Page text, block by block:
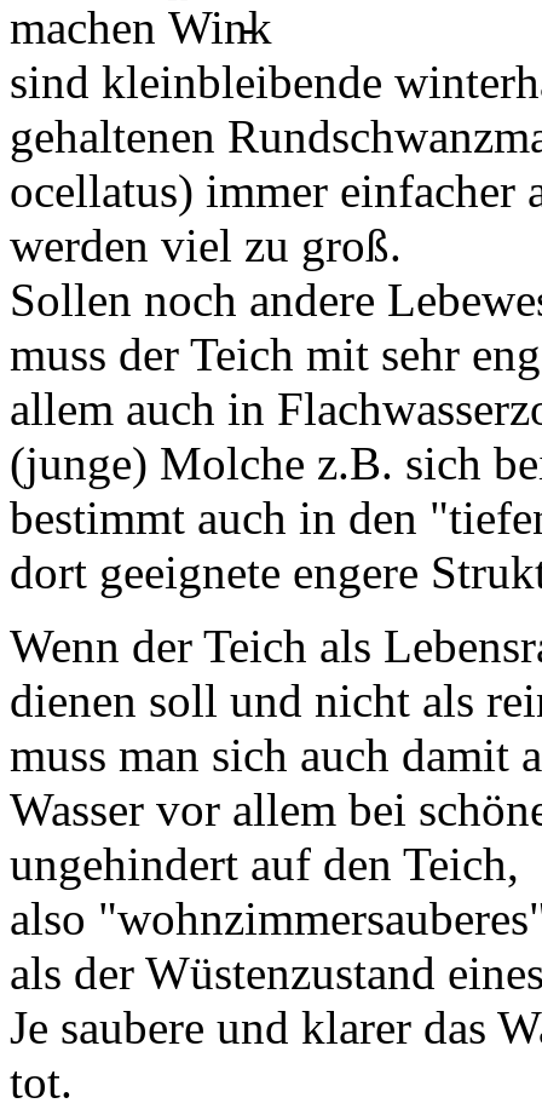
machen
-
sind kleinbleibende
gehaltenen
ocellatus) immer einfacher
werden viel zu groß.
Sollen noch andere
muss der Teich mit sehr
allem auch in
(junge) Molche z.B. sich
bestimmt auch in den
dort geeignete engere
Wenn der Teich als
dienen soll und nicht als
muss man sich auch damit
Wasser vor allem bei
ungehindert auf den Teich,
also
als der Wüstenzustand
Je saubere und klarer das
tot.